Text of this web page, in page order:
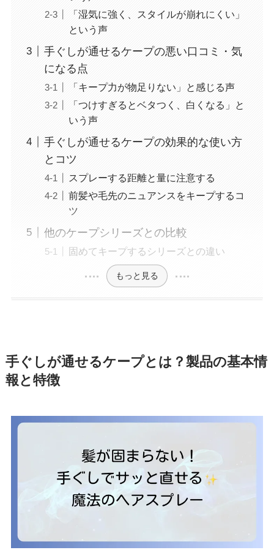
「湿気に強く、スタイルが崩れにくい」
という声
手ぐしが通せるケープの悪い口コミ・気
になる点
「キープ力が物足りない」と感じる声
「つけすぎるとベタつく、白くなる」と
いう声
手ぐしが通せるケープの効果的な使い方
とコツ
スプレーする距離と量に注意する
前髪や毛先のニュアンスをキープするコ
ツ
他のケープシリーズとの比較
固めてキープするシリーズとの違い
もっと見る
手ぐしが通せるケープとは？製品の基本情
報と特徴